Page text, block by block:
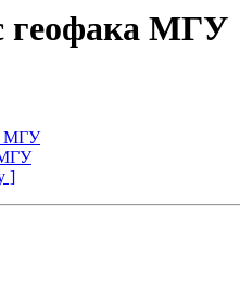
геофака МГУ
МГУ
МГУ
]